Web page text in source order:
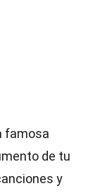
famosa
de tu
y